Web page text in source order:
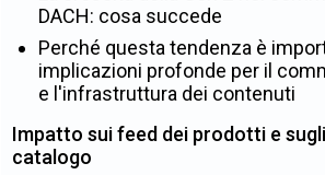
DACH: cosa succede
Perché questa tendenza è
implicazioni profonde per il
e l'infrastruttura dei contenuti
Impatto sui feed dei prodotti e
catalogo